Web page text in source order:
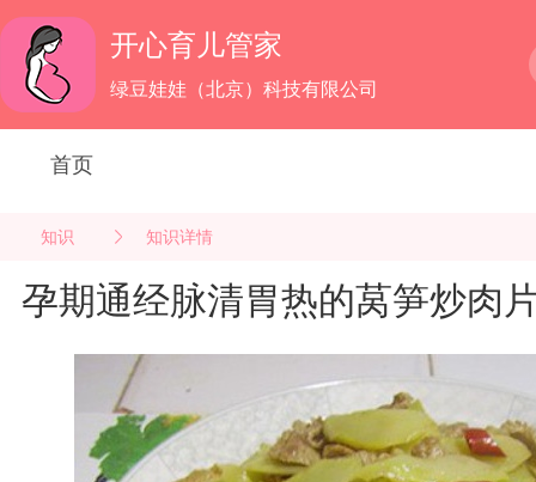
开心育儿管家
绿豆娃娃（北京）科技有限公司
首页
知识 知识详情
孕期通经脉清胃热的莴笋炒肉